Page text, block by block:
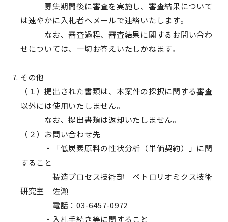
募集期間後に審査を実施し、審査結果について
は速やかに入札者へメールで連絡いたします。
なお、審査過程、審査結果に関するお問い合わ
せについては、一切お答えいたしかねます。
その他
（１）提出された書類は、本案件の採択に関する審査
以外には使用いたしません。
なお、提出書類は返却いたしません。
（２）お問い合わせ先
・「低炭素原料の性状分析（単価契約）」に関
すること
製造プロセス技術部 ペトロリオミクス技術
研究室 佐瀬
電話：03-6457-0972
・入札手続き等に関すること